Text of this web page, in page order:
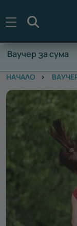
Ваучер за сума
НАЧАЛО